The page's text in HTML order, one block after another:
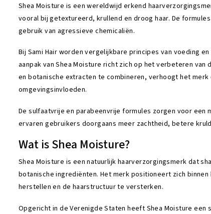
Shea Moisture is een wereldwijd erkend
vooral bij getextureerd, krullend en droog haar. De
gebruik van agressieve chemicaliën.
Bij Sami Hair worden vergelijkbare principes van voeding
aanpak van Shea Moisture richt zich op het verbeteren
en botanische extracten te combineren, verhoogt het
omgevingsinvloeden.
De sulfaatvrije en parabeenvrije formules zorgen voor
ervaren gebruikers doorgaans meer zachtheid, betere
Wat is Shea Moisture?
Shea Moisture is een natuurlijk haarverzorgingsmerk dat
botanische ingrediënten. Het merk positioneert zich
herstellen en de haarstructuur te versterken.
Opgericht in de Verenigde Staten heeft Shea Moisture